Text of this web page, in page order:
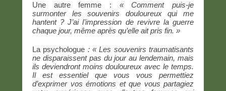
Une autre femme : « Comment puis-je
surmonter les souvenirs douloureux qui me
hantent ? J’ai l’impression de revivre la guerre
chaque jour, même après qu’elle ait pris fin. »
La psychologue : « Les souvenirs traumatisants
ne disparaissent pas du jour au lendemain, mais
ils deviendront moins douloureux avec le temps.
Il est essentiel que vous vous permettiez
d’exprimer vos émotions et que vous partagiez